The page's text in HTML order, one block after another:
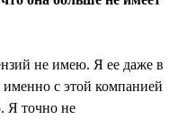
не имею. Я ее даже в
именно с этой компанией
Я точно не